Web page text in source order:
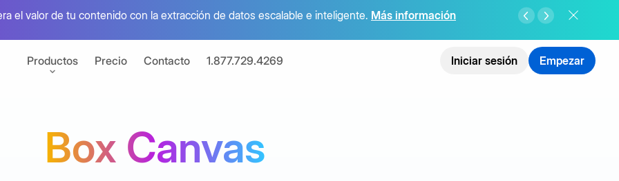
el valor de tu contenido con la extracción de datos escalable e inteligente. Más información
Productos Precio Contacto 1.877.729.4269
el valor de tu contenido
Iniciar sesión Empezar
Box Canvas